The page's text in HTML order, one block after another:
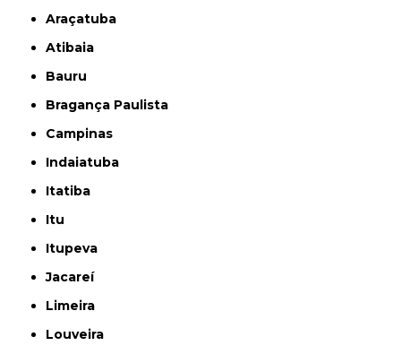
Araçatuba
Atibaia
Bauru
Bragança Paulista
Campinas
Indaiatuba
Itatiba
Itu
Itupeva
Jacareí
Limeira
Louveira